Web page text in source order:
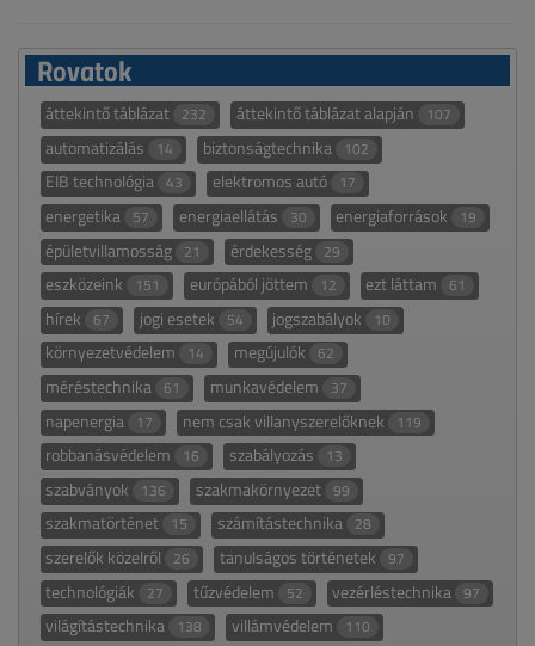
Rovatok
áttekintő táblázat 232 áttekintő táblázat alapján 107
automatizálás 14 biztonságtechnika 102
EIB technológia 43 elektromos autó 17
energetika 57 energiaellátás 30 energiaforrások 19
épületvillamosság 21 érdekesség 29
eszközeink 151 európából jöttem 12 ezt láttam 61
hírek 67 jogi esetek 54 jogszabályok 10
környezetvédelem 14 megújulók 62
méréstechnika 61 munkavédelem 37
napenergia 17 nem csak villanyszerelőknek 119
robbanásvédelem 16 szabályozás 13
szabványok 136 szakmakörnyezet 99
szakmatörténet 15 számítástechnika 28
szerelők közelről 26 tanulságos történetek 97
technológiák 27 tűzvédelem 52 vezérléstechnika 97
világítástechnika 138 villámvédelem 110